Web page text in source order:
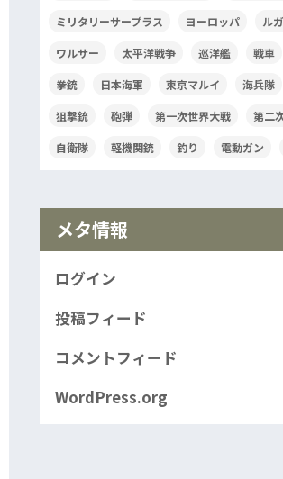
ミリタリーサープラス ヨーロッパ ル
ワルサー 太平洋戦争 巡洋艦 戦車
拳銃 日本海軍 東京マルイ 海兵隊
狙撃銃 砲弾 第一次世界大戦 第二
自衛隊 軽機関銃 釣り 電動ガン
メタ情報
ログイン
投稿フィード
コメントフィード
WordPress.org